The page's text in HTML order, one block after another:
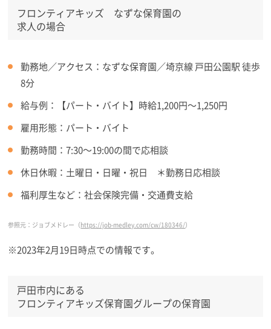
フロンティアキッズ なずな保育園の
求人の場合
勤務地／アクセス：なずな保育園／埼京線 戸田公園駅 徒歩
8分
給与例：【パート・バイト】時給1,200円～1,250円
雇用形態：パート・バイト
勤務時間：7:30～19:00の間で応相談
休日休暇：土曜日・日曜・祝日 ＊勤務日応相談
福利厚生など：社会保険完備・交通費支給
参照元：ジョブメドレー（https://job-medley.com/cw/180346/）
※2023年2月19日時点での情報です。
戸田市内にある
フロンティアキッズ保育園グループの保育園